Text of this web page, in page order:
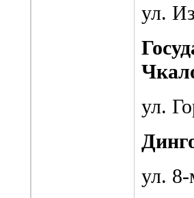
ул.
ул.
ул. 8-